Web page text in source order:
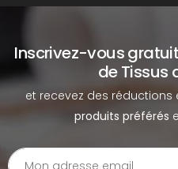
Inscrivez-vous
de Tissus
et recevez des
produits préférés